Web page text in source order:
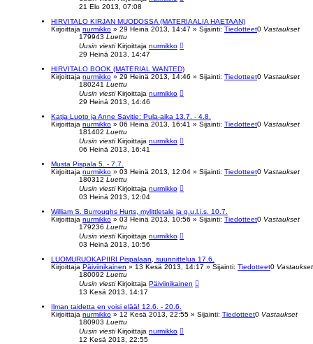
21 Elo 2013, 07:08
HIRVITALO KIRJAN MUODOSSA (MATERIAALIA HAETAAN)
Kirjoittaja nurmikko » 29 Heinä 2013, 14:47 » Sijainti: Tiedotteet0 Vastaukset
179943 Luettu
Uusin viestiKirjoittaja nurmikko
29 Heinä 2013, 14:47
HIRVITALO BOOK (MATERIAL WANTED)
Kirjoittaja nurmikko » 29 Heinä 2013, 14:46 » Sijainti: Tiedotteet0 Vastaukset
180241 Luettu
Uusin viestiKirjoittaja nurmikko
29 Heinä 2013, 14:46
Katja Luoto ja Anne Savitie: Pula-aika 13.7. - 4.8.
Kirjoittaja nurmikko » 06 Heinä 2013, 16:41 » Sijainti: Tiedotteet0 Vastaukset
181402 Luettu
Uusin viestiKirjoittaja nurmikko
06 Heinä 2013, 16:41
Musta Pispala 5. - 7.7.
Kirjoittaja nurmikko » 03 Heinä 2013, 12:04 » Sijainti: Tiedotteet0 Vastaukset
180312 Luettu
Uusin viestiKirjoittaja nurmikko
03 Heinä 2013, 12:04
William S. Burroughs Hurts, mylittletale ja g.u.l.i.s. 10.7.
Kirjoittaja nurmikko » 03 Heinä 2013, 10:56 » Sijainti: Tiedotteet0 Vastaukset
179236 Luettu
Uusin viestiKirjoittaja nurmikko
03 Heinä 2013, 10:56
LUOMURUOKAPIIRI Pispalaan, suunnittelua 17.6.
Kirjoittaja Päiviinikainen » 13 Kesä 2013, 14:17 » Sijainti: Tiedotteet0 Vastaukset
180092 Luettu
Uusin viestiKirjoittaja Päiviinikainen
13 Kesä 2013, 14:17
Ilman taidetta en voisi elää! 12.6. - 20.6.
Kirjoittaja nurmikko » 12 Kesä 2013, 22:55 » Sijainti: Tiedotteet0 Vastaukset
180903 Luettu
Uusin viestiKirjoittaja nurmikko
12 Kesä 2013, 22:55